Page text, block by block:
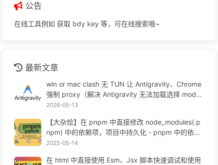
公告
在线工具例如 获取 bdy key 等，可在线搜索哦~
最新文章
win or mac clash 无 TUN 让 Antigravity、Chrome
强制 proxy（解决 Antigravity 无法加载选择 mode
l、自动更新无法登录、跳转）
2026-05-13
【大杂烩】在 pnpm 中直接修改 node_modules(.p
npm) 中的依赖项，项目中持久化 - pnpm 中的依赖
处理、幽灵依赖、寻址规则等
2025-05-14
在 html 中直接使用 Esm、Jsx 脚本快速调试和使用